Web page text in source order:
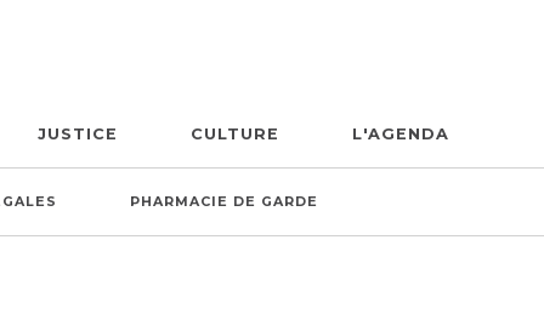
JUSTICE CULTURE L'AGENDA
PHARMACIE DE GARDE